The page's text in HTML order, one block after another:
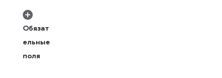
Обязат
ельные
поля